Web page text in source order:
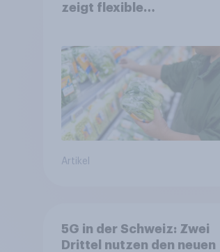
zeigt flexible
Artikel
5G in der Schweiz: Zwei
Drittel nutzen den neuen